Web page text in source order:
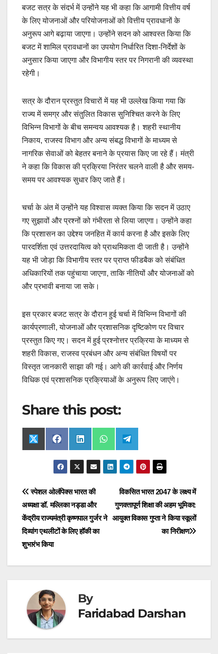
बजट सत्र के संदर्भ में उन्होंने यह भी कहा कि आगामी वित्तीय वर्ष
के लिए योजनाओं और परियोजनाओं को वित्तीय प्रावधानों के
अनुरूप आगे बढ़ाया जाएगा। उन्होंने सदन को आश्वस्त किया कि
बजट में शामिल प्रावधानों का उपयोग निर्धारित दिशा-निर्देशों के
अनुसार किया जाएगा और विभागीय स्तर पर निगरानी की व्यवस्था
रहेगी।
सत्र के दौरान प्रस्तुत विचारों में यह भी उल्लेख किया गया कि
राज्य में समग्र और संतुलित विकास सुनिश्चित करने के लिए
विभिन्न विभागों के बीच समन्वय आवश्यक है। शहरी स्थानीय
निकाय, राजस्व विभाग और अन्य संबद्ध विभागों के माध्यम से
नागरिक सेवाओं को बेहतर बनाने के प्रयास किए जा रहे हैं। मंत्री
ने कहा कि विकास की प्रक्रिया निरंतर चलने वाली है और समय-
समय पर आवश्यक सुधार किए जाते हैं।
चर्चा के अंत में उन्होंने यह विश्वास व्यक्त किया कि सदन में उठाए
गए सुझावों और प्रश्नों को गंभीरता से लिया जाएगा। उन्होंने कहा
कि प्रशासन का उद्देश्य जनहित में कार्य करना है और इसके लिए
पारदर्शिता एवं उत्तरदायित्व को प्राथमिकता दी जाती है। उन्होंने
यह भी जोड़ा कि विभागीय स्तर पर प्राप्त फीडबैक को संबंधित
अधिकारियों तक पहुंचाया जाएगा, ताकि नीतियों और योजनाओं को
और प्रभावी बनाया जा सके।
इस प्रकार बजट सत्र के दौरान हुई चर्चा में विभिन्न विभागों की
कार्यप्रणाली, योजनाओं और प्रशासनिक दृष्टिकोण पर विचार
प्रस्तुत किए गए। सदन में हुई प्रश्नोत्तर प्रक्रिया के माध्यम से
शहरी विकास, राजस्व प्रबंधन और अन्य संबंधित विषयों पर
विस्तृत जानकारी साझा की गई। आगे की कार्रवाई और निर्णय
विधिक एवं प्रशासनिक प्रक्रियाओं के अनुरूप लिए जाएंगे।
Share this post:
Share
on
X
(
t
e
r
Share
on
F
a
e
b
o
k
Share
on
L
i
n
e
I
n
Share
on
W
h
t
s
Share
on
T
e
l
g
a
m
Post
navigation
विकसित भारत 2047 के लक्ष्य में
गुणवत्तापूर्ण शिक्षा की अहम भूमिका:
आयुक्त विकास गुप्ता ने किया स्कूलों
का निरीक्षण
स्पेशल ओलंपिक्स भारत की
अध्यक्षा डॉ. मल्लिका नड्डा और
केंद्रीय राज्यमंत्री कृष्णपाल गुर्जर ने
दिव्यांग एथलीटों के लिए हॉकी का
शुभारंभ किया
By
Faridabad Darshan